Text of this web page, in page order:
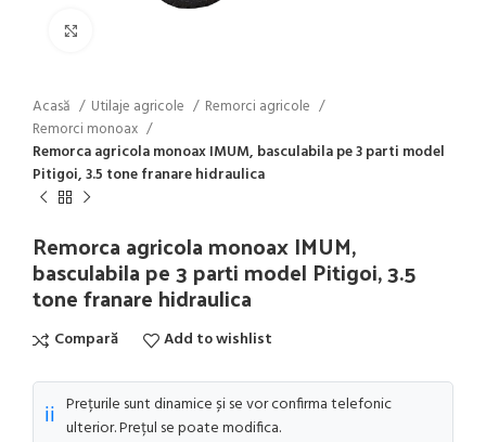
Acasă Utilaje agricole
Remorci agricole
Remorci monoax
Remorca agricola monoax IMUM, basculabila pe 3 parti model
Pitigoi, 3.5 tone franare hidraulica
Remorca agricola monoax IMUM,
basculabila pe 3 parti model Pitigoi, 3.5
tone franare hidraulica
Compară Add to wishlist
ℹ️ Prețurile sunt dinamice și se vor confirma telefonic
ulterior. Prețul se poate modifica.